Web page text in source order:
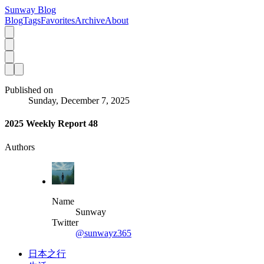
Sunway Blog
BlogTagsFavoritesArchiveAbout
Published on
Sunday, December 7, 2025
2025 Weekly Report 48
Authors
Name
Sunway
Twitter
@sunwayz365
日本之行